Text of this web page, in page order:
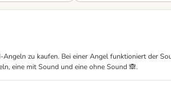
zu kaufen. Bei einer Angel funktioniert der
eine mit Sound und eine ohne Sound 🙈.